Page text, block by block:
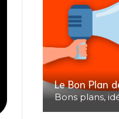
Le Bon Plan
Bons plans,